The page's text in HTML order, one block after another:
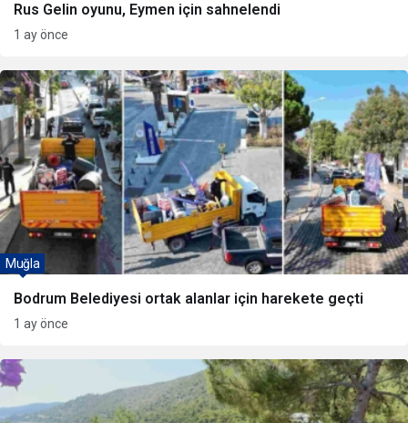
Rus Gelin oyunu, Eymen için sahnelendi
1 ay önce
Bodrum Belediyesi ortak alanlar için harekete geçti
Muğla
1 ay önce